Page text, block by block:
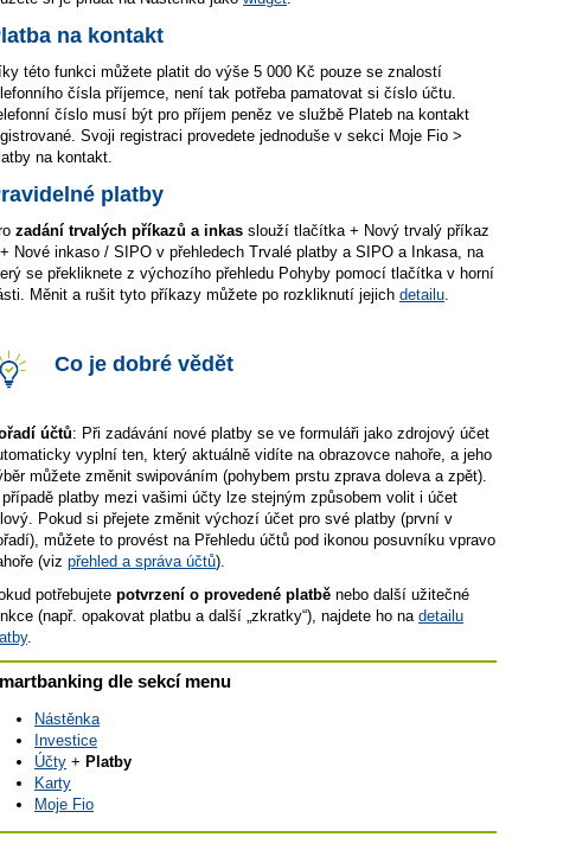
na kontakt
této funkci můžete platit do výše 5 000 Kč pouze se znalostí
čísla příjemce, není tak potřeba pamatovat si číslo účtu.
číslo musí být pro příjem peněz ve službě Plateb na kontakt
Svoji registraci provedete jednoduše v sekci Moje Fio >
na kontakt.
platby
zadání trvalých příkazů a inkas slouží tlačítka + Nový trvalý příkaz
Nové inkaso / SIPO v přehledech Trvalé platby a SIPO a Inkasa, na
se překliknete z výchozího přehledu Pohyby pomocí tlačítka v horní
Měnit a rušit tyto příkazy můžete po rozkliknutí jejich detailu
Co je dobré vědět
účtů: Při zadávání nové platby se ve formuláři jako zdrojový účet
vyplní ten, který aktuálně vidíte na obrazovce nahoře, a jeho
můžete změnit swipováním (pohybem prstu zprava doleva a zpět).
platby mezi vašimi účty lze stejným způsobem volit i účet
Pokud si přejete změnit výchozí účet pro své platby (první v
můžete to provést na Přehledu účtů pod ikonou posuvníku vpravo
(viz přehled a správa účtů).
potřebujete potvrzení o provedené platbě nebo další užitečné
(např. opakovat platbu a další „zkratky“), najdete ho na detailu
.
dle sekcí menu
Nástěnka
Investice
Účty + Platby
Karty
Moje Fio